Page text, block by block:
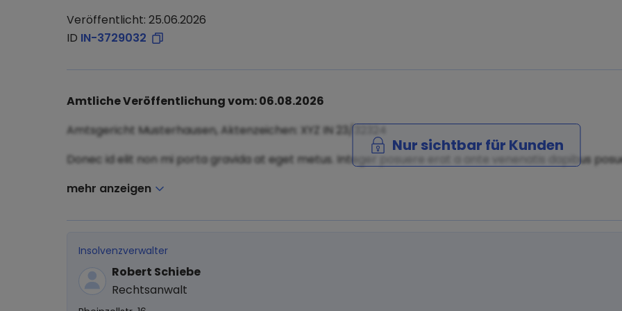
Veröffentlicht: 25.06.2026
ID IN-3729032
Amtliche Veröffentlichung vom: 06.08.2026
Amtsgericht Musterhausen, Aktenzeichen: XYZ IN 23/32324
Donec id elit non mi porta gravida at eget metus. Integer posuere erat a ante venenatis dapibus
Nur sichtbar für Kunden
mehr anzeigen
Insolvenzverwalter
Robert Schiebe
Rechtsanwalt